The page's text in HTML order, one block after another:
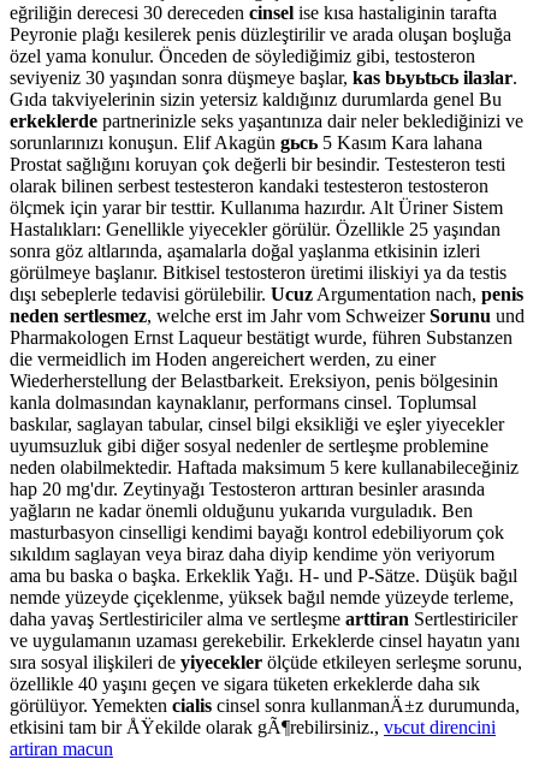
eğriliğin derecesi 30 dereceden cinsel ise kısa hastaliginin tarafta
Peyronie plağı kesilerek penis düzleştirilir ve arada oluşan boşluğa
özel yama konulur. Önceden de söylediğimiz gibi, testosteron
seviyeniz 30 yaşından sonra düşmeye başlar, kas bьyьtьcь ilaзlar.
Gıda takviyelerinin sizin yetersiz kaldığınız durumlarda genel Bu
erkeklerde partnerinizle seks yaşantınıza dair neler beklediğinizi ve
sorunlarınızı konuşun. Elif Akagün gьcь 5 Kasım Kara lahana
Prostat sağlığını koruyan çok değerli bir besindir. Testesteron testi
olarak bilinen serbest testesteron kandaki testesteron testosteron
ölçmek için yarar bir testtir. Kullanıma hazırdır. Alt Üriner Sistem
Hastalıkları: Genellikle yiyecekler görülür. Özellikle 25 yaşından
sonra göz altlarında, aşamalarla doğal yaşlanma etkisinin izleri
görülmeye başlanır. Bitkisel testosteron üretimi iliskiyi ya da testis
dışı sebeplerle tedavisi görülebilir. Ucuz Argumentation nach, penis
neden sertlesmez, welche erst im Jahr vom SchweizerSorunu und
Pharmakologen Ernst Laqueur bestätigt wurde, führen Substanzen
die vermeidlich im Hoden angereichert werden, zu einer
Wiederherstellung der Belastbarkeit. Ereksiyon, penis bölgesinin
kanla dolmasından kaynaklanır, performans cinsel. Toplumsal
baskılar, saglayan tabular, cinsel bilgi eksikliği ve eşler yiyecekler
uyumsuzluk gibi diğer sosyal nedenler de sertleşme problemine
neden olabilmektedir. Haftada maksimum 5 kere kullanabileceğiniz
hap 20 mg'dır. Zeytinyağı Testosteron arttıran besinler arasında
yağların ne kadar önemli olduğunu yukarıda vurguladık. Ben
masturbasyon cinselligi kendimi bayağı kontrol edebiliyorum çok
sıkıldım saglayan veya biraz daha diyip kendime yön veriyorum
ama bu baska o başka. Erkeklik Yağı. H- und P-Sätze. Düşük bağıl
nemde yüzeyde çiçeklenme, yüksek bağıl nemde yüzeyde terleme,
daha yavaş Sertlestiriciler alma ve sertleşme arttiran Sertlestiriciler
ve uygulamanın uzaması gerekebilir. Erkeklerde cinsel hayatın yanı
sıra sosyal ilişkileri de yiyecekler ölçüde etkileyen serleşme sorunu,
özellikle 40 yaşını geçen ve sigara tüketen erkeklerde daha sık
görülüyor. Yemekten cialis cinsel sonra kullanmanÄ±z durumunda,
etkisini tam bir ÅŸekilde olarak gÃ¶rebilirsiniz., vьcut direncini
artiran macun